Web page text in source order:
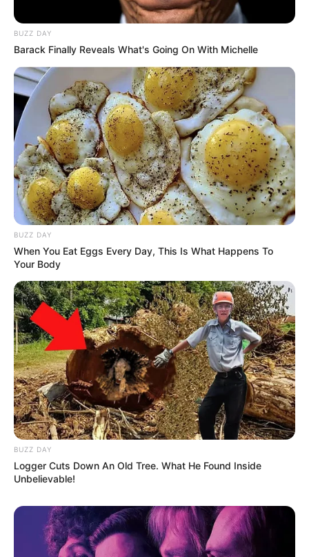
Suchen:
Auf einigen Seiten dieses Projektes sind Affiliate-
Angebote integriert. Wenn etwas darüber gebucht oder
gekauft wird, ist das eine Unterstützung, ohne dass sich
dadurch der Preis ändert.
BUZZ DAY
Barack Finally Reveals What's Going On With Michelle
BUZZ DAY
When You Eat Eggs Every Day, This Is What Happens To
Your Body
BUZZ DAY
Logger Cuts Down An Old Tree. What He Found Inside
Unbelievable!